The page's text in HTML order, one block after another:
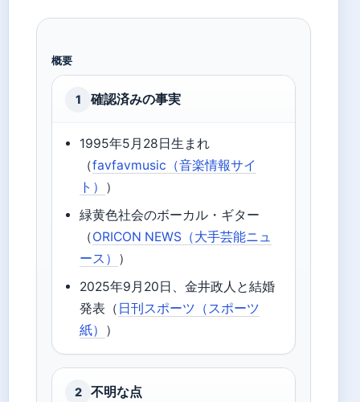
概要
1 確認済みの事実
1995年5月28日生まれ
（favfavmusic（音楽情報サイ
ト） ）
緑黄色社会のボーカル・ギター
（ORICON NEWS（大手芸能ニュ
ース） ）
2025年9月20日、金井政人と結婚
発表（ 日刊スポーツ（スポーツ
紙） ）
2 不明な点